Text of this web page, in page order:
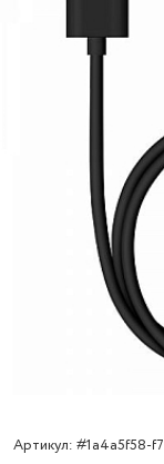
Артикул: #1a4a5f58-